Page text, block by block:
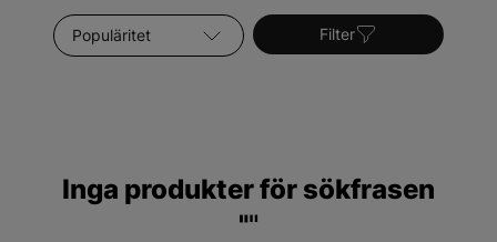
regelbunden kontroll och underhåll för att bibehålla
bilens prestanda och säkerhetsnivå.
Sortera efter Filter
Inga produkter för sökfrasen
""